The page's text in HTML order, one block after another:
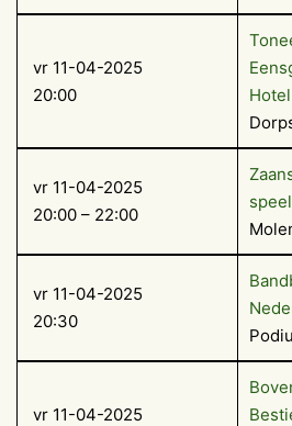
vr 11-04-2025
20:00
vr 11-04-2025
20:00 – 22:00
vr 11-04-2025
20:30
vr 11-04-2025